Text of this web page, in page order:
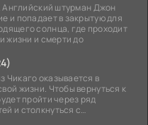
Английский штурман Джон
и попадает в закрытую для
солнца, где проходит
жизни и смерти до
Чикаго оказывается в
жизни. Чтобы вернуться к
пройти через ряд
и столкнуться с